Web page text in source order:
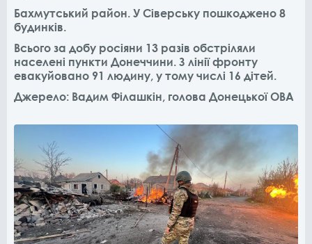
Бахмутський район. У Сіверську пошкоджено 8
будинків.
Всього за добу росіяни 13 разів обстріляли
населені пункти Донеччини. З лінії фронту
евакуйовано 91 людину, у тому числі 16 дітей.
Джерело: Вадим Філашкін, голова Донецької ОВА